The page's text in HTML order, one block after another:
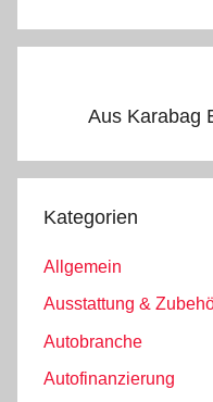
Aus Karabag
Kategorien
Allgemein
Ausstattung &
Autobranche
Autofinanzierung